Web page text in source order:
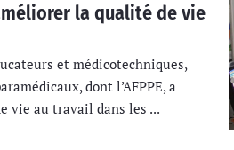
la qualité de vie
et médicotechniques,
dont l’AFPPE, a
vie au travail dans les ...